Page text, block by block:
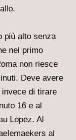
più alto senza
nel primo
non riesce
Deve avere
invece di tirare
16 e al
Lopez. Al
al